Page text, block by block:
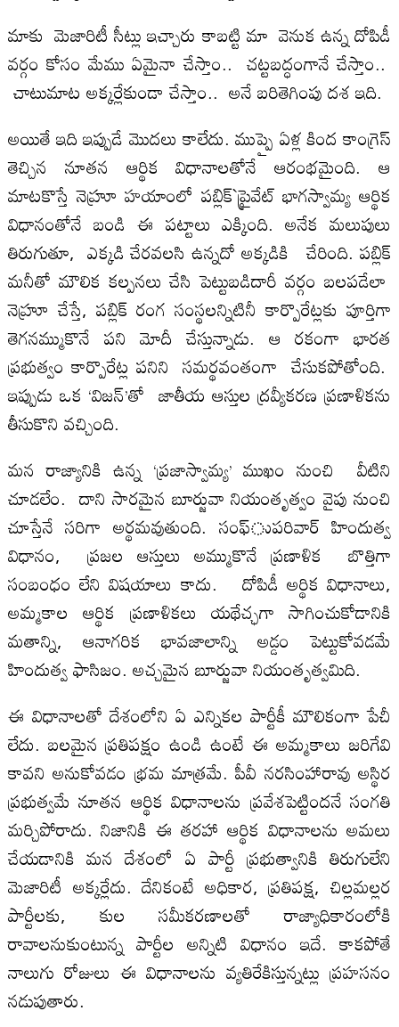
మాకు మెజారిటీ సీట్లు ఇచ్చారు కాబట్టి మా వెనుక ఉన్న దోపిడీ
వర్గం కోసం మేము ఏమైనా చేస్తాం.. చట్టబద్ధంగానే చేస్తాం..
చాటుమాట అక్కర్లేకుండా చేస్తాం.. అనే బరితెగింపు దశ ఇది.
అయితే ఇది ఇప్పుడే మొదలు కాలేదు. ముప్పై ఏళ్ల కింద కాంగ్రెస్‌
తెచ్చిన నూతన ఆర్థిక విధానాలతోనే ఆరంభమైంది. ఆ
మాటకొస్తే నెహ్రూ హయాంలో పబ్లిక్‌`ప్రైవేట్‌ భాగస్వామ్య ఆర్థిక
విధానంతోనే బండి ఈ పట్టాలు ఎక్కింది. అనేక మలుపులు
తిరుగుతూ, ఎక్కడి చేరవలసి ఉన్నదో అక్కడికి చేరింది. పబ్లిక్‌
మనీతో మౌలిక కల్పనలు చేసి పెట్టుబడిదారీ వర్గం బలపడేలా
నెహ్రూ చేస్తే, పబ్లిక్‌ రంగ సంస్థలన్నిటినీ కార్పొరేట్లకు పూర్తిగా
తెగనమ్ముకొనే పని మోదీ చేస్తున్నాడు. ఆ రకంగా భారత
ప్రభుత్వం కార్పొరేట్ల పనిని సమర్థవంతంగా చేసుకపోతోంది.
ఇప్పుడు ఒక ‘విజన్‌’తో జాతీయ ఆస్తుల ద్రవ్యీకరణ ప్రణాళికను
తీసుకొని వచ్చింది.
మన రాజ్యానికి ఉన్న ‘ప్రజాస్వామ్య’ ముఖం నుంచి వీటిని
చూడలేం. దాని సారమైన బూర్జువా నియంతృత్వం వైపు నుంచి
చూస్తేనే సరిగా అర్థమవుతుంది. సంఫ్‌ుపరివార్‌ హిందుత్వ
విధానం, ప్రజల ఆస్తులు అమ్ముకొనే ప్రణాళిక బొత్తిగా
సంబంధం లేని విషయాలు కాదు. దోపిడీ అర్థిక విధానాలు,
అమ్మకాల ఆర్థిక ప్రణాళికలు యథేచ్ఛగా సాగించుకోడానికి
మతాన్ని, ఆనాగరిక భావజాలాన్ని అడ్డం పెట్టుకోవడమే
హిందుత్వ ఫాసిజం. అచ్చమైన బూర్జువా నియంతృత్వమిది.
ఈ విధానాలతో దేశంలోని ఏ ఎన్నికల పార్టీకీ మౌలికంగా పేచీ
లేదు. బలమైన ప్రతిపక్షం ఉండి ఉంటే ఈ అమ్మకాలు జరిగేవి
కావని అనుకోవడం భ్రమ మాత్రమే. పీవీ నరసింహారావు అస్థిర
ప్రభుత్వమే నూతన ఆర్థిక విధానాలను ప్రవేశపెట్టిందనే సంగతి
మర్చిపోరాదు. నిజానికి ఈ తరహా ఆర్థిక విధానాలను అమలు
చేయడానికి మన దేశంలో ఏ పార్టీ ప్రభుత్వానికి తిరుగులేని
మెజారిటీ అక్కర్లేదు. దేనికంటే అధికార, ప్రతిపక్ష, చిల్లమల్లర
పార్టీలకు, కుల సమీకరణాలతో రాజ్యాధికారంలోకి
రావాలనుకుంటున్న పార్టీల అన్నిటి విధానం ఇదే. కాకపోతే
నాలుగు రోజులు ఈ విధానాలను వ్యతిరేకిస్తున్నట్లు ప్రహసనం
నడుపుతారు.